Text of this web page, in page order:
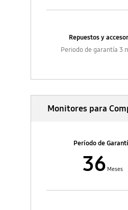
Repuestos y
Periodo de garantía 3
Monitores para
Período de
36 Meses